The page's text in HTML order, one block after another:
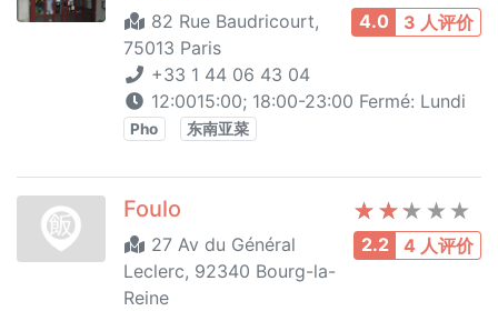
4.0 3 人评价
82 Rue Baudricourt,
75013 Paris
+33 1 44 06 43 04
12:0015:00; 18:00-23:00 Fermé: Lundi
Pho 东南亚菜
2.2 4 人评价
Foulo
27 Av du Général
Leclerc, 92340 Bourg-la-
Reine